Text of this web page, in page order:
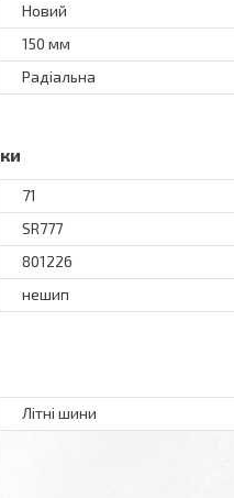
Новий
150 мм
Радіальна
71
SR777
801226
нешип
Літні шини